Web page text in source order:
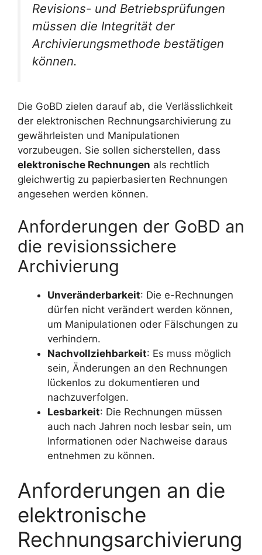
Revisions- und Betriebsprüfungen
müssen die Integrität der
Archivierungsmethode bestätigen
können.
Die GoBD zielen darauf ab, die Verlässlichkeit
der elektronischen Rechnungsarchivierung zu
gewährleisten und Manipulationen
vorzubeugen. Sie sollen sicherstellen, dass
elektronische Rechnungen als rechtlich
gleichwertig zu papierbasierten Rechnungen
angesehen werden können.
Anforderungen der GoBD an
die revisionssichere
Archivierung
Unveränderbarkeit: Die e-Rechnungen
dürfen nicht verändert werden können,
um Manipulationen oder Fälschungen zu
verhindern.
Nachvollziehbarkeit: Es muss möglich
sein, Änderungen an den Rechnungen
lückenlos zu dokumentieren und
nachzuverfolgen.
Lesbarkeit: Die Rechnungen müssen
auch nach Jahren noch lesbar sein, um
Informationen oder Nachweise daraus
entnehmen zu können.
Anforderungen an die
elektronische
Rechnungsarchivierung